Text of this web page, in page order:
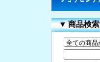
▼商品検索